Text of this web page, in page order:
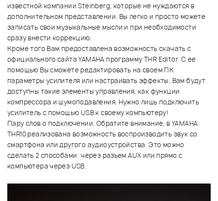
известной компании Steinberg, которые не нуждаются в
дополнительном представлении. Вы легко и просто можете
записать свои музыкальные мысли и при необходимости
сразу внести коррекцию.
Кроме того Вам предоставлена возможность скачать с
официального сайта YAMAHA программу THR Editor. С ее
помощью Вы сможете редактировать на своем ПК
параметры усилителя или настраивать эффекты, Вам будут
доступны такие элементы управления, как функции
компрессора и шумоподавления. Нужно лишь подключить
усилитель с помощью USB к своему компьютеру!
Пару слов о подключении. Обратите внимание, в YAMAHA
THR10 реализована возможность воспроизводить звук со
смартфона или другого аудиоустройства. Это можно
сделать 2 способами: через разъем AUX или прямо с
компьютера через USB.